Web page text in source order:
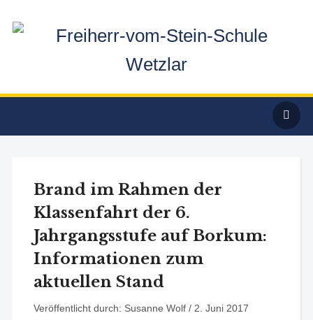
Brand im Rahmen der
Klassenfahrt der 6.
Jahrgangsstufe auf Borkum:
Informationen zum
aktuellen Stand
Veröffentlicht durch: Susanne Wolf / 2. Juni 2017